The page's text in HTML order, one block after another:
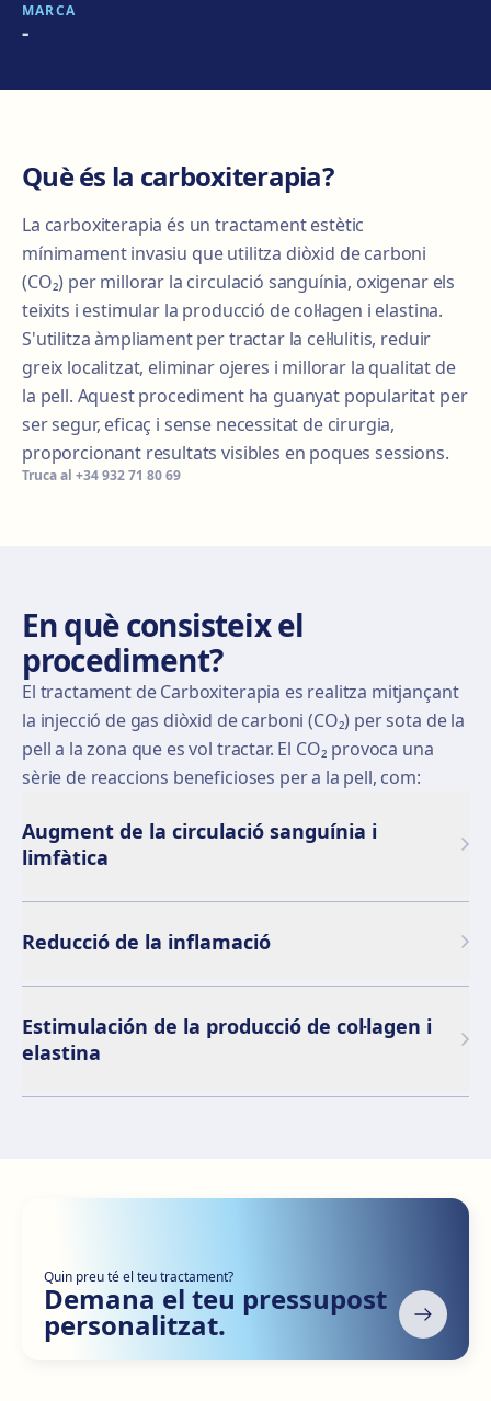
MARCA
-
Què és la carboxiterapia?
La carboxiterapia és un tractament estètic
mínimament invasiu que utilitza diòxid de carboni
(CO₂) per millorar la circulació sanguínia, oxigenar els
teixits i estimular la producció de col·lagen i elastina.
S'utilitza àmpliament per tractar la cel·lulitis, reduir
greix localitzat, eliminar ojeres i millorar la qualitat de
la pell. Aquest procediment ha guanyat popularitat per
ser segur, eficaç i sense necessitat de cirurgia,
proporcionant resultats visibles en poques sessions.
Truca al +34 932 71 80 69
En què consisteix el
procediment?
El tractament de Carboxiterapia es realitza mitjançant
la injecció de gas diòxid de carboni (CO₂) per sota de la
pell a la zona que es vol tractar. El CO₂ provoca una
sèrie de reaccions beneficioses per a la pell, com:
Augment de la circulació sanguínia i
limfàtica
Reducció de la inflamació
Estimulación de la producció de col·lagen i
elastina
Quin preu té el teu tractament?
Demana el teu pressupost
personalitzat.